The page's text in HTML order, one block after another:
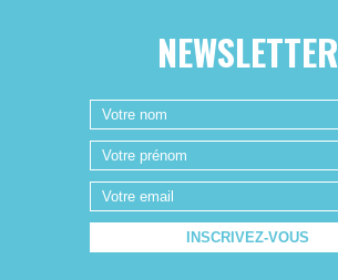
NEWSLETTER